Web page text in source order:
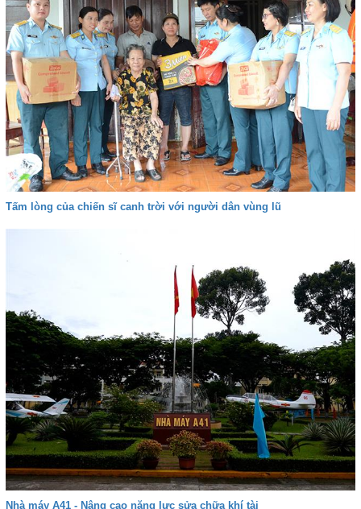
Tấm lòng của chiến sĩ canh trời với người dân vùng lũ
Nhà máy A41 - Nâng cao năng lực sửa chữa khí tài